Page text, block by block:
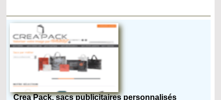
Crea Pack, sacs publicitaires personnalisés